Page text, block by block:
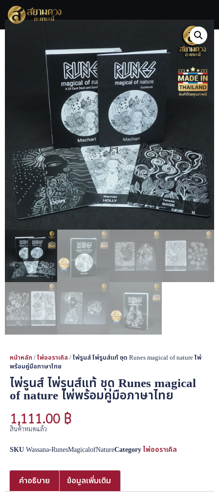
หน้าหลัก /ไพ่ออราเคิล / ไพ่รูนส์ ไพ่รูนส์แท้ ชุด Runes magical of nature ไพ่
พร้อมคู่มือภาษาไทย
ไพ่รูนส์ ไพ่รูนส์แท้ ชุด Runes magical
of nature ไพ่พร้อมคู่มือภาษาไทย
1,111.00 ฿
สินค้าหมดแล้ว
SKUWassana-RunesMagicalofNatureCategoryไพ่ออราเคิล
คำอธิบาย ข้อมูลเพิ่มเติม